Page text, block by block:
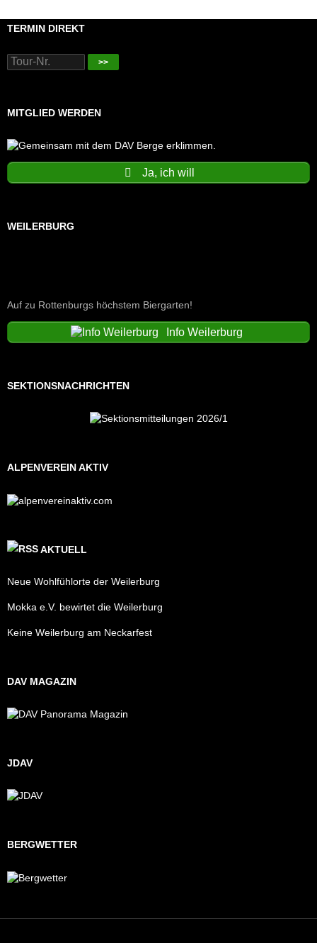
TERMIN DIREKT
>>
MITGLIED WERDEN
Ja, ich will
WEILERBURG
Auf zu Rottenburgs höchstem Biergarten!
Info Weilerburg
SEKTIONSNACHRICHTEN
ALPENVEREIN AKTIV
AKTUELL
Neue Wohlfühlorte der Weilerburg
Mokka e.V. bewirtet die Weilerburg
Keine Weilerburg am Neckarfest
DAV MAGAZIN
JDAV
BERGWETTER